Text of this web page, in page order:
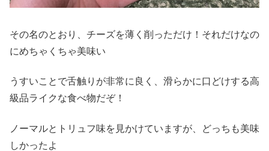
その名のとおり、チーズを薄く削っただけ！それだけなの
にめちゃくちゃ美味い
うすいことで舌触りが非常に良く、滑らかに口どけする高
級品ライクな食べ物だぞ！
ノーマルとトリュフ味を見かけていますが、どっちも美味
しかったよ